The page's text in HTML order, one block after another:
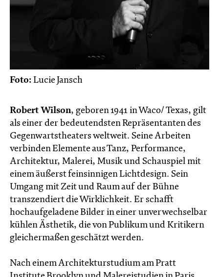
Foto: Lucie Jansch
Robert Wilson, geboren 1941 in Waco/ Texas, gilt
als einer der bedeutendsten Repräsentanten des
Gegenwartstheaters weltweit. Seine Arbeiten
verbinden Elemente aus Tanz, Performance,
Architektur, Malerei, Musik und Schauspiel mit
einem äußerst feinsinnigen Lichtdesign. Sein
Umgang mit Zeit und Raum auf der Bühne
transzendiert die Wirklichkeit. Er schafft
hochaufgeladene Bilder in einer unverwechselbar
kühlen Ästhetik, die von Publikum und Kritikern
gleichermaßen geschätzt werden.
Nach einem Architekturstudium am Pratt